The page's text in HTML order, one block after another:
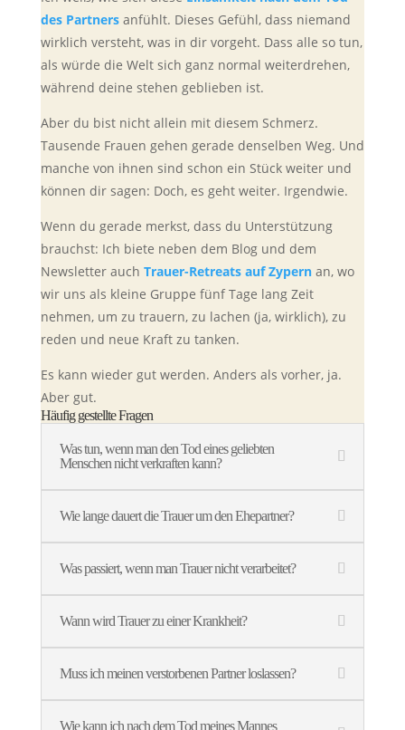
des Partnersanfühlt. Dieses Gefühl, dass niemand
wirklich versteht, was in dir vorgeht. Dass alle so tun,
als würde die Welt sich ganz normal weiterdrehen,
während deine stehen geblieben ist.
Aber du bist nicht allein mit diesem Schmerz.
Tausende Frauen gehen gerade denselben Weg. Und
manche von ihnen sind schon ein Stück weiter und
können dir sagen: Doch, es geht weiter. Irgendwie.
Wenn du gerade merkst, dass du Unterstützung
brauchst: Ich biete neben dem Blog und dem
Newsletter auch Trauer-Retreats auf Zypernan, wo
wir uns als kleine Gruppe fünf Tage lang Zeit
nehmen, um zu trauern, zu lachen (ja, wirklich), zu
reden und neue Kraft zu tanken.
Es kann wieder gut werden. Anders als vorher, ja.
Aber gut.
Häufig gestellte Fragen
Was tun, wenn man den Tod eines geliebten
Menschen nicht verkraften kann?
Wie lange dauert die Trauer um den Ehepartner?
Was passiert, wenn man Trauer nicht verarbeitet?
Wann wird Trauer zu einer Krankheit?
Muss ich meinen verstorbenen Partner loslassen?
Wie kann ich nach dem Tod meines Mannes